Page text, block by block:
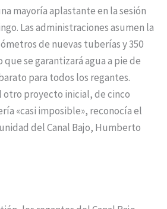
mayoría aplastante en la sesión
Las administraciones asumen la
de nuevas tuberías y 350
se garantizará agua a pie de
para todos los regantes.
otro proyecto inicial, de cinco
«casi imposible», reconocía el
del Canal Bajo, Humberto